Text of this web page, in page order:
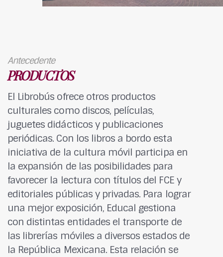
Antecedente
PRODUCTOS
El Librobús ofrece otros productos
culturales como discos, películas,
juguetes didácticos y publicaciones
periódicas. Con los libros a bordo esta
iniciativa de la cultura móvil participa en
la expansión de las posibilidades para
favorecer la lectura con títulos del FCE y
editoriales públicas y privadas. Para lograr
una mejor exposición, Educal gestiona
con distintas entidades el transporte de
las librerías móviles a diversos estados de
la República Mexicana. Esta relación se